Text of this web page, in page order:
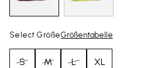
Select GrößeGrößentabelle
S M L XL